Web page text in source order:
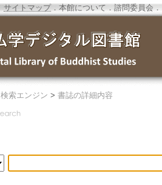
サイトマップ．本館について ． 諮問委員会 ．
検索エンジン > 書誌の詳細内容